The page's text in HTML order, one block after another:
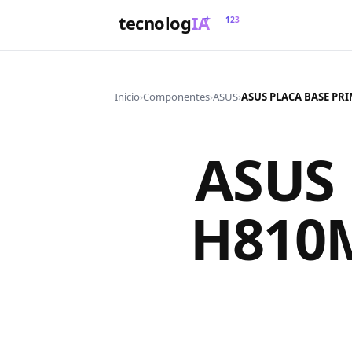
tecnologIA 123
Inicio›Componentes›ASUS›